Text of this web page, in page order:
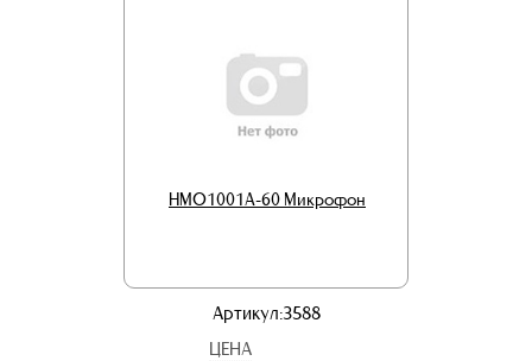
HMO1001A-60 Микрофон
Артикул:3588
ЦЕНА